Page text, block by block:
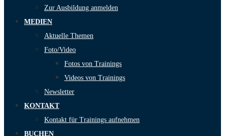
Zur Ausbildung anmelden
MEDIEN
Aktuelle Themen
Foto/Video
Fotos von Trainings
Videos von Trainings
Newsletter
KONTAKT
Kontakt für Trainings aufnehmen
BUCHEN